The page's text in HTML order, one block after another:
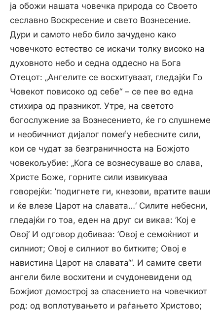
ја обожи нашата човечка природа со Своето
сеславно Воскресение и свето Вознесение.
Дури и самото небо било зачудено како
човечкото естество се искачи толку високо на
духовното небо и седна оддесно на Бога
Отецот: „Ангелите се восхитуваат, гледајќи Го
Човекот повисоко од себе“ – се пее во една
стихира од празникот. Утре, на светото
богослужение за Вознесението, ќе го слушнеме
и необичниот дијалог помеѓу небесните сили,
кои се чудат за безграничноста на Божјото
човекољубие: „Кога се вознесуваше во слава,
Христе Боже, горните сили извикуваа
говорејќи: ’подигнете ги, кнезови, вратите ваши
и ќе влезе Царот на славата…‘ Силите небесни,
гледајќи го тоа, еден на друг си викаа: ’Кој е
Овој‘ И одговор добиваа: ’Овој е семоќниот и
силниот; Овој е силниот во битките; Овој е
навистина Царот на славата‘“. И самите свети
ангели биле восхитени и счудоневидени од
Божјиот домострој за спасението на човечкиот
род: од воплотувањето и раѓањето Христово;